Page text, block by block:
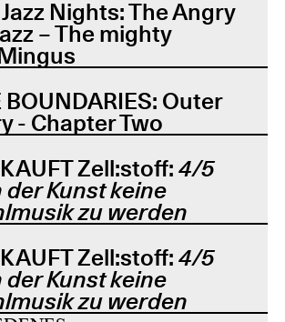
Nights: The Angry
– The mighty
BOUNDARIES: Outer
- Chapter Two
Zell:stoff: 4/5
Kunst keine
zu werden
Zell:stoff: 4/5
Kunst keine
zu werden